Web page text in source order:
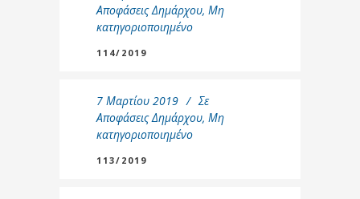
Αποφάσεις Δημάρχου, Μη
κατηγοριοποιημένο
114/2019
7 Μαρτίου 2019
Σε
Αποφάσεις Δημάρχου, Μη
κατηγοριοποιημένο
113/2019